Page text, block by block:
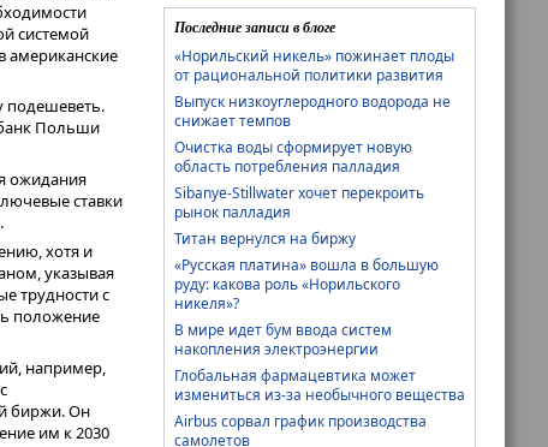
системой
американские
подешеветь.
Польши
ожидания
ставки
хотя и
указывая
трудности с
положение
например,
биржи. Он
им к 2030
Последние записи в блоге
«Норильский никель» пожинает плоды
от рациональной политики развития
Выпуск низкоуглеродного водорода не
снижает темпов
Очистка воды сформирует новую
область потребления палладия
Sibanye-Stillwater хочет перекроить
рынок палладия
Титан вернулся на биржу
«Русская платина» вошла в большую
руду: какова роль «Норильского
никеля»?
В мире идет бум ввода систем
накопления электроэнергии
Глобальная фармацевтика может
измениться из-за необычного вещества
Airbus сорвал график производства
самолетов